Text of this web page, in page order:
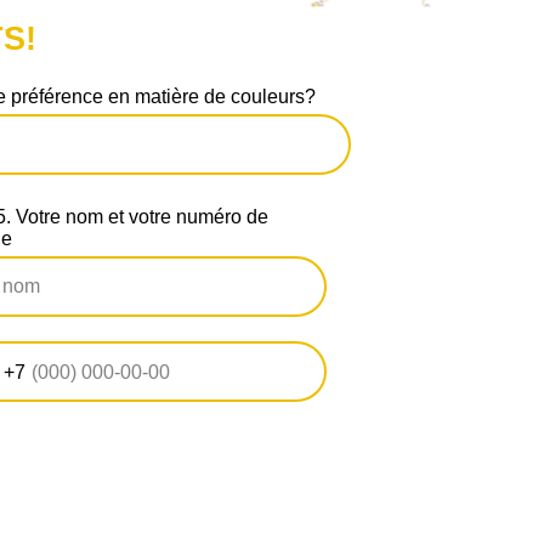
préférence en matière de couleurs?
Votre nom et votre numéro de
+7